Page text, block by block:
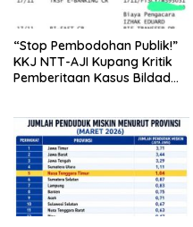
“Stop Pembodohan Publik!”
KKJ NTT-AJI Kupang Kritik
Pemberitaan Kasus Bildad